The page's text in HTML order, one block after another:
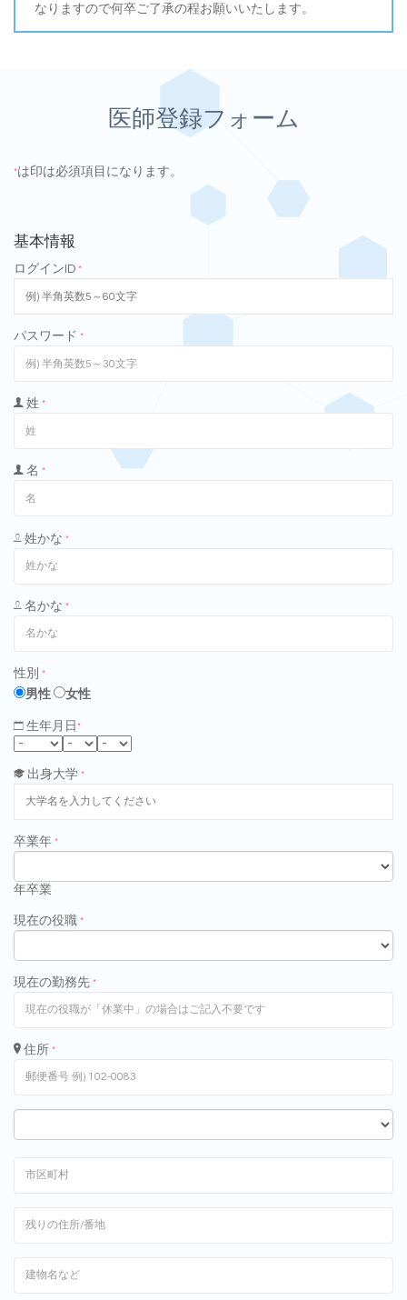
なりますので何卒ご了承の程お願いいたします。
医師登録フォーム
*は印は必須項目になります。
基本情報
ログインID *
パスワード *
姓 *
名 *
姓かな *
名かな *
性別 *
男性 女性
生年月日 *
出身大学 *
卒業年 *
年卒業
現在の役職 *
現在の勤務先 *
住所 *